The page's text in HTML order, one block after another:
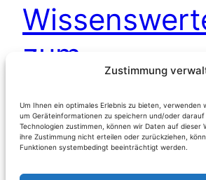
Zustimmung
Um Ihnen ein optimales Erlebnis zu bieten, verwenden
um Geräteinformationen zu speichern und/oder darauf
Technologien zustimmen, können wir Daten auf dieser
ihre Zustimmung nicht erteilen oder zurückziehen,
Funktionen systembedingt beeinträchtigt werden.
zum
gegen